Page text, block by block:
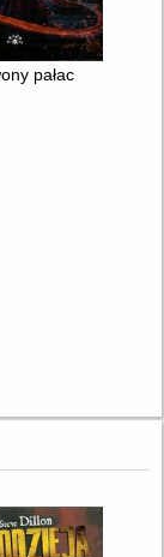
pałac